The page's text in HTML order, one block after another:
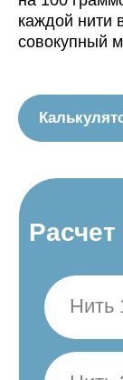
каждой нити
совокупный